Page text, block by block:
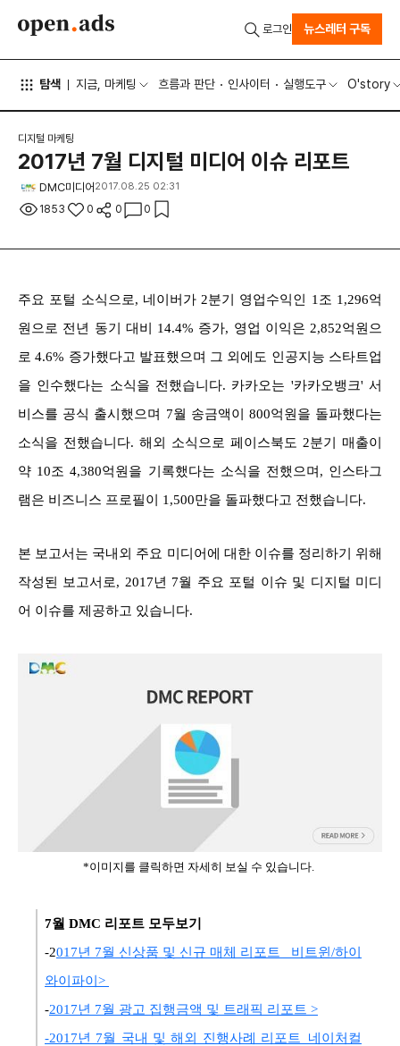
탐색 지금, 마케팅 흐름과 판단 인사이터 실행도구 O'story
로그인 뉴스레터 구독
디지털 마케팅
2017년 7월 디지털 미디어 이슈 리포트
DMC미디어 2017.08.25 02:31
1853 0 0 0
주요 포털 소식으로, 네이버가 2분기 영업수익인 1조 1,296억
원으로 전년 동기 대비 14.4% 증가, 영업 이익은 2,852억원으
로 4.6% 증가했다고 발표했으며 그 외에도 인공지능 스타트업
을 인수했다는 소식을 전했습니다. 카카오는 '카카오뱅크' 서
비스를 공식 출시했으며 7월 송금액이 800억원을 돌파했다는
소식을 전했습니다. 해외 소식으로 페이스북도 2분기 매출이
약 10조 4,380억원을 기록했다는 소식을 전했으며, 인스타그
램은 비즈니스 프로필이 1,500만을 돌파했다고 전했습니다.
본 보고서는 국내외 주요 미디어에 대한 이슈를 정리하기 위해
작성된 보고서로, 2017년 7월 주요 포털 이슈 및 디지털 미디
어 이슈를 제공하고 있습니다.
*이미지를 클릭하면 자세히 보실 수 있습니다.
7월 DMC 리포트 모두보기
-2017년 7월 신상품 및 신규 매체 리포트 _비트윈/하이
와이파이>
-2017년 7월 광고 집행금액 및 트래픽 리포트 >
-2017년 7월 국내 및 해외 진행사례 리포트_네이처컬